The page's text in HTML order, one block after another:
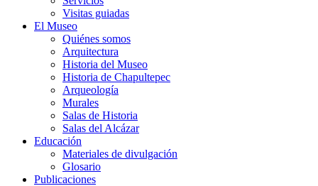
Visitas guiadas
El Museo
Quiénes somos
Arquitectura
Historia del Museo
Historia de Chapultepec
Arqueología
Murales
Salas de Historia
Salas del Alcázar
Educación
Materiales de divulgación
Glosario
Publicaciones